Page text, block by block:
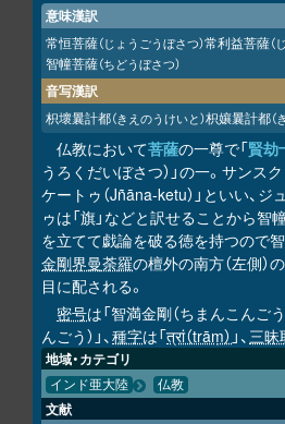
意味漢訳
常恒菩薩（じょうごうぼさつ）常利益菩薩
智幢菩薩（ちどうぼさつ）
音写漢訳
枳壞曩計都（きえのうけいと）枳孃曩計都
仏教において菩薩の一尊で「賢劫
うろくだいぼさつ）」の一。サンス
ケートゥ（Jñāna-ketu）」といい、ジ
ゥは「旗」などと訳せることから
を立てて戯論を破る徳を持つので
金剛界曼荼羅の檀外の南方（左側）
目に配される。
密号は「智満金剛（ちまんこんごう
んごう）」、種字は「त्रां（trāṃ） 」、三昧
地域・カテゴリ
インド亜大陸 仏教
文献